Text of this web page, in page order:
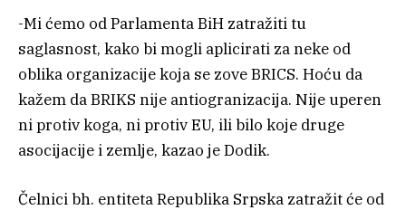
-Mi ćemo od Parlamenta BiH zatražiti tu
saglasnost, kako bi mogli aplicirati za neke od
oblika organizacije koja se zove BRICS. Hoću da
kažem da BRIKS nije antiogranizacija. Nije uperen
ni protiv koga, ni protiv EU, ili bilo koje druge
asocijacije i zemlje, kazao je Dodik.
Čelnici bh. entiteta Republika Srpska zatražit će od